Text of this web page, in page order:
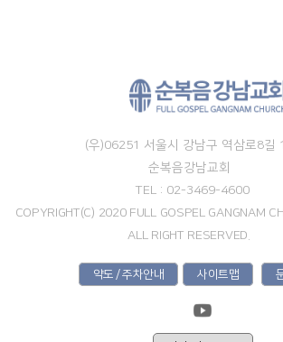
(우)06251 서울시 강남구 역삼로8길
순복음강남교회
TEL : 02-3469-4600
COPYRIGHT(C) 2020 FULL GOSPEL GANGNAM
ALL RIGHT RESERVED.
약도 / 주차안내 사이트맵